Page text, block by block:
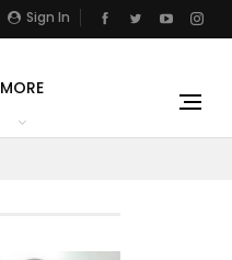
Sign In
MORE